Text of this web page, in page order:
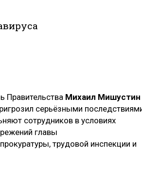
Правительства Михаил Мишустин
серьёзными
сотрудников в условиях
главы
трудовой инспекции и